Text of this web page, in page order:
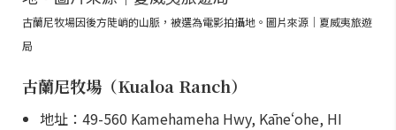
古蘭尼牧場因後方陡峭的山脈，被選為電影拍攝地。圖片來源｜夏威夷旅遊
局
古蘭尼牧場（Kualoa Ranch）
地址：49-560 Kamehameha Hwy, Kāneʻohe, HI